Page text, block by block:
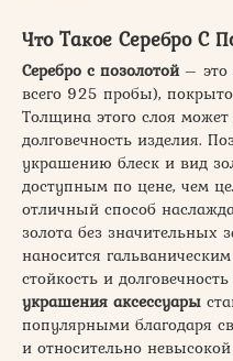
Что Такое Серебро С
Серебро с позолотой– это
всего 925 пробы),
Толщина этого слоя
долговечность изделия.
украшению блеск и вид
доступным по цене, чем
отличный способ
золота без значительных
наносится
стойкость и
украшения аксессуары
популярными благодаря
и относительно